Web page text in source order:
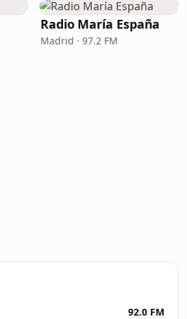
Radio María España
Madrid · 97.2 FM
92.0 FM